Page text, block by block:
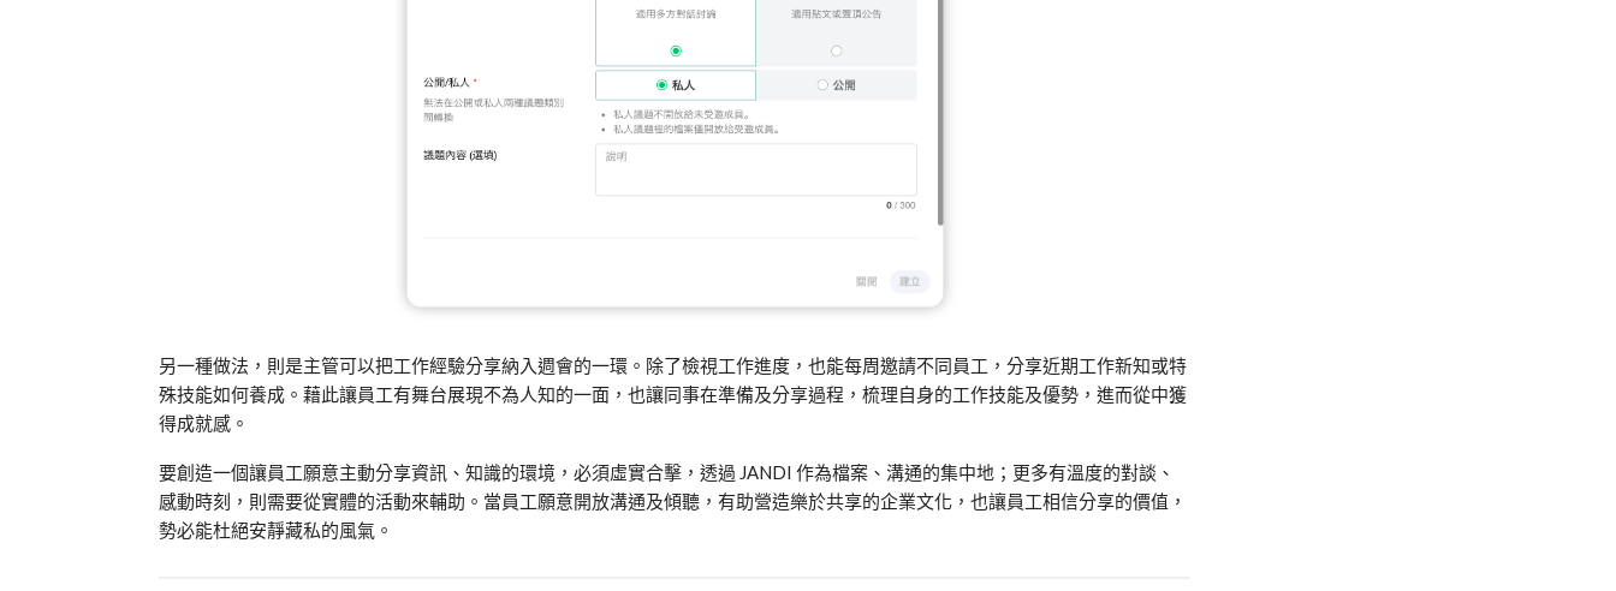
另一種做法，則是主管可以把工作經驗分享納入週會的一環。除了檢視工作進度，也能每周邀請不同員工，分享近期工作新知或特
殊技能如何養成。藉此讓員工有舞台展現不為人知的一面，也讓同事在準備及分享過程，梳理自身的工作技能及優勢，進而從中獲
得成就感。
要創造一個讓員工願意主動分享資訊、知識的環境，必須虛實合擊，透過 JANDI 作為檔案、溝通的集中地；更多有溫度的對談、
感動時刻，則需要從實體的活動來輔助。當員工願意開放溝通及傾聽，有助營造樂於共享的企業文化，也讓員工相信分享的價值，
勢必能杜絕安靜藏私的風氣。